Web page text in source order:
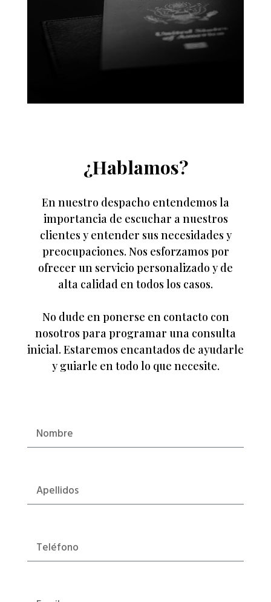
¿Hablamos?
En nuestro despacho entendemos la
importancia de escuchar a nuestros
clientes y entender sus necesidades y
preocupaciones. Nos esforzamos por
ofrecer un servicio personalizado y de
alta calidad en todos los casos.
No dude en ponerse en contacto con
nosotros para programar una consulta
inicial. Estaremos encantados de ayudarle
y guiarle en todo lo que necesite.